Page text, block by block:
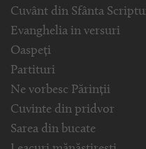
Cuvânt din Sfânta
Evanghelia in versuri
Oaspeți
Partituri
Ne vorbesc Părinții
Cuvinte din pridvor
Sarea din bucate